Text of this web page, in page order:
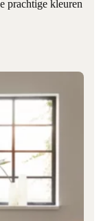
prachtige kleuren